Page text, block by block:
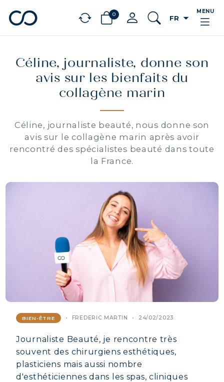
chevron_leftBÉNÉFICES
0 FR arrow_drop_down
MENU
Céline, journaliste, donne son
avis sur les bienfaits du
collagène marin
Céline, journaliste beauté, nous donne son
avis sur le collagène marin après avoir
rencontré des spécialistes beauté dans toute
la France.
BIEN-ÊTRE FREDERIC MARTIN 24/02/2023
Journaliste Beauté, je rencontre très
souvent des chirurgiens esthétiques,
plasticiens mais aussi nombre
d'esthéticiennes dans les spas, cliniques